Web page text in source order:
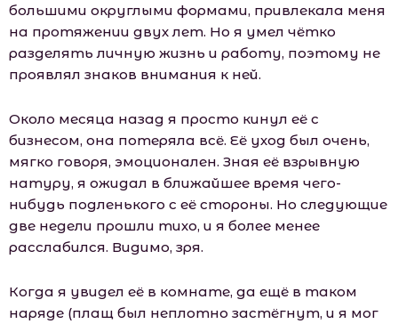
большими округлыми формами, привлекала меня
на протяжении двух лет. Но я умел чётко
разделять личную жизнь и работу, поэтому не
проявлял знаков внимания к ней.
Около месяца назад я просто кинул её с
бизнесом, она потеряла всё. Её уход был очень,
мягко говоря, эмоционален. Зная её взрывную
натуру, я ожидал в ближайшее время чего-
нибудь подленького с её стороны. Но следующие
две недели прошли тихо, и я более менее
расслабился. Видимо, зря.
Когда я увидел её в комнате, да ещё в таком
наряде (плащ был неплотно застёгнут, и я мог